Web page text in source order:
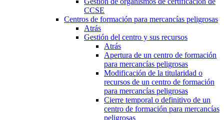
CCSE
Centros de formación para mercancías peligrosas
Atrás
Gestión del centro y sus recursos
Atrás
Apertura de un centro de formación
para mercancías peligrosas
Modificación de la titularidad o
recursos de un centro de formación
para mercancías peligrosas
Cierre temporal o definitivo de un
centro de formación para mercancías
peligrosas